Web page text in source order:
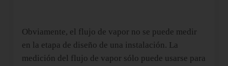
Obviamente, el flujo de vapor no se puede medir
en la etapa de diseño de una instalación. La
medición del flujo de vapor sólo puede usarse para